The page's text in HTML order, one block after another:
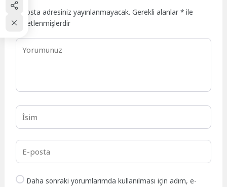
E-posta adresiniz yayınlanmayacak. Gerekli alanlar* ile
işaretlenmişlerdir
Daha sonraki yorumlarımda kullanılması için adım, e-